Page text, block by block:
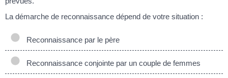
La démarche de reconnaissance dépend de votre situation :
Reconnaissance par le père
Reconnaissance conjointe par un couple de femmes